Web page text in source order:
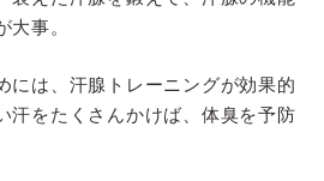
大事。
には、汗腺トレーニングが効果的
汗をたくさんかけば、体臭を予防